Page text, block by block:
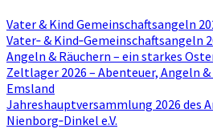
Vater & Kind Gemeinschaftsangeln
Vater‑ & Kind‑Gemeinschaftsangeln
Angeln & Räuchern – ein starkes
Zeltlager 2026 – Abenteuer, Angeln
Emsland
Jahreshauptversammlung 2026 des
Nienborg‑Dinkel e.V.